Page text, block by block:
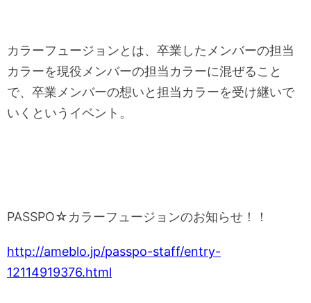
カラーフュージョンとは、卒業したメンバーの担当
カラーを現役メンバーの担当カラーに混ぜること
で、卒業メンバーの想いと担当カラーを受け継いで
いくというイベント。
PASSPO☆カラーフュージョンのお知らせ！！
http://ameblo.jp/passpo-staff/entry-
12114919376.html